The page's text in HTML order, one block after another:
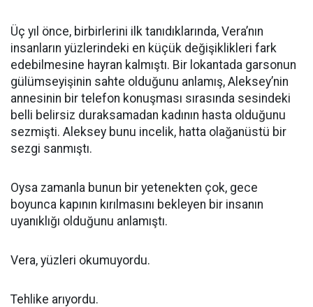
Üç yıl önce, birbirlerini ilk tanıdıklarında, Vera’nın
insanların yüzlerindeki en küçük değişiklikleri fark
edebilmesine hayran kalmıştı. Bir lokantada garsonun
gülümseyişinin sahte olduğunu anlamış, Aleksey’nin
annesinin bir telefon konuşması sırasında sesindeki
belli belirsiz duraksamadan kadının hasta olduğunu
sezmişti. Aleksey bunu incelik, hatta olağanüstü bir
sezgi sanmıştı.
Oysa zamanla bunun bir yetenekten çok, gece
boyunca kapının kırılmasını bekleyen bir insanın
uyanıklığı olduğunu anlamıştı.
Vera, yüzleri okumuyordu.
Tehlike arıyordu.